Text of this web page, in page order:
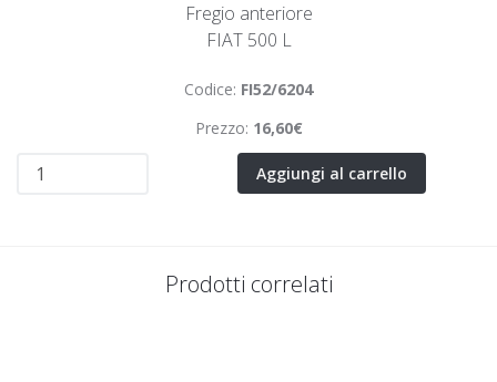
Fregio anteriore
FIAT 500 L
Codice: FI52/6204
Prezzo: 16,60€
Aggiungi al carrello
Prodotti correlati